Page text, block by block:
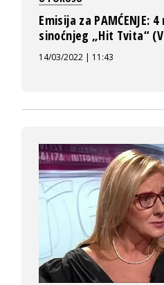
Emisija za PAMĆENJE:
sinoćnjeg „Hit Tvita“
14/03/2022 | 11:43